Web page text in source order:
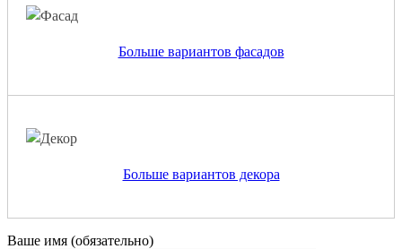
Больше вариантов фасадов
Больше вариантов декора
Ваше имя (обязательно)